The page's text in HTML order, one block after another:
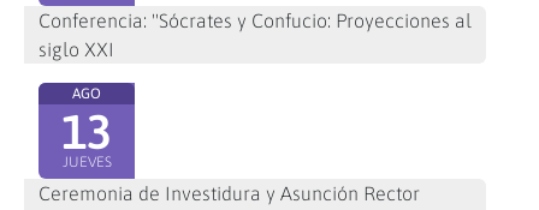
Conferencia: "Sócrates y Confucio: Proyecciones al
siglo XXI
AGO
13
JUEVES
Ceremonia de Investidura y Asunción Rector